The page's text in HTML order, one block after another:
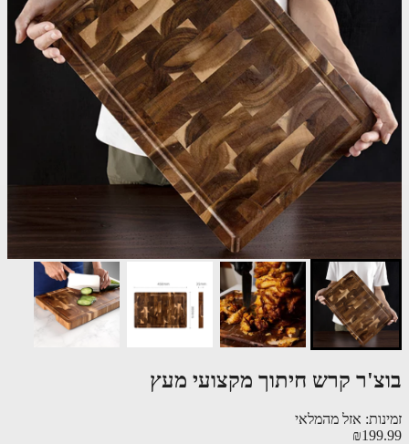
קרש חיתוך מקצועי מעץ
אזל מהמלאי